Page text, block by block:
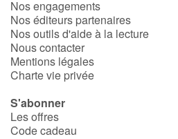
Héroïnes et héros
Écologie, nature, saisons
Les animaux
Voyage, épopée, enquête, aventure
Nos engagements
Nos éditeurs partenaires
Nos outils d'aide à la lecture
Nous contacter
Mentions légales
Charte vie privée
S'abonner
Les offres
Code cadeau